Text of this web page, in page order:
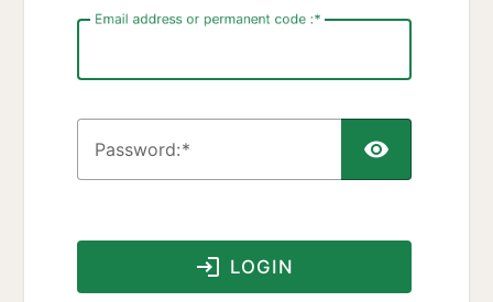
Email address or permanent code :
Password:
LOGIN